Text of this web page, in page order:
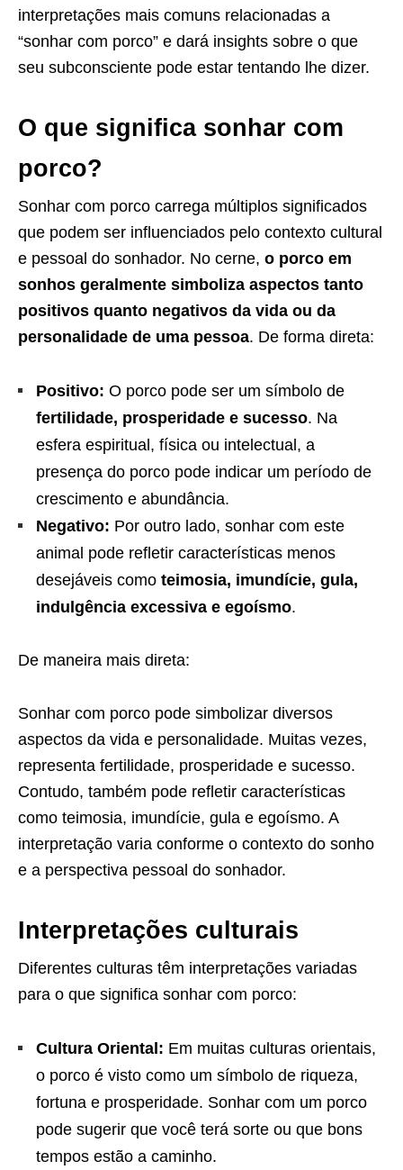
interpretações mais comuns relacionadas a
“sonhar com porco” e dará insights sobre o que
seu subconsciente pode estar tentando lhe dizer.
O que significa sonhar com
porco?
Sonhar com porco carrega múltiplos significados
que podem ser influenciados pelo contexto cultural
e pessoal do sonhador. No cerne, o porco em
sonhos geralmente simboliza aspectos tanto
positivos quanto negativos da vida ou da
personalidade de uma pessoa. De forma direta:
Positivo: O porco pode ser um símbolo de
fertilidade, prosperidade e sucesso. Na
esfera espiritual, física ou intelectual, a
presença do porco pode indicar um período de
crescimento e abundância.
Negativo: Por outro lado, sonhar com este
animal pode refletir características menos
desejáveis como teimosia, imundície, gula,
indulgência excessiva e egoísmo.
De maneira mais direta:
Sonhar com porco pode simbolizar diversos
aspectos da vida e personalidade. Muitas vezes,
representa fertilidade, prosperidade e sucesso.
Contudo, também pode refletir características
como teimosia, imundície, gula e egoísmo. A
interpretação varia conforme o contexto do sonho
e a perspectiva pessoal do sonhador.
Interpretações culturais
Diferentes culturas têm interpretações variadas
para o que significa sonhar com porco:
Cultura Oriental: Em muitas culturas orientais,
o porco é visto como um símbolo de riqueza,
fortuna e prosperidade. Sonhar com um porco
pode sugerir que você terá sorte ou que bons
tempos estão a caminho.